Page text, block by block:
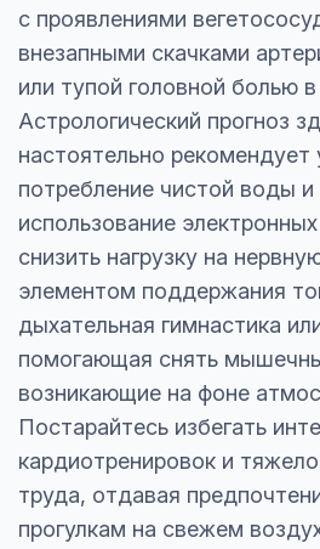
с проявлениями
внезапными скачками
или тупой головной болью
Астрологический прогноз
настоятельно рекомендует
потребление чистой воды и
использование
снизить нагрузку на
элементом поддержания
дыхательная гимнастика
помогающая снять
возникающие на фоне
Постарайтесь избегать
кардиотренировок и
труда, отдавая
прогулкам на свежем